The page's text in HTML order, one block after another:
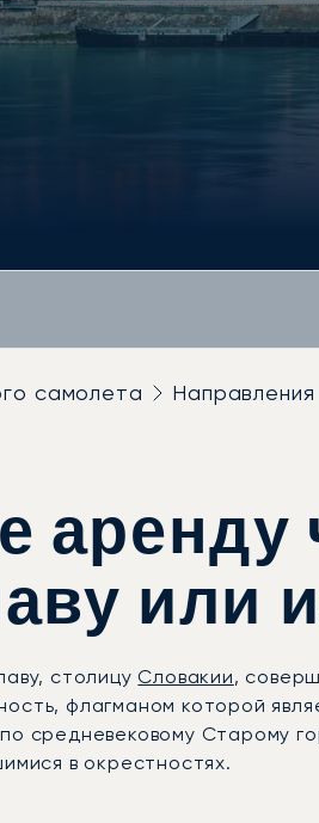
самолета Направления
аренду
или
столицуСловакии,
флагманом которой
средневековому Старому
в окрестностях.
аэропорт Братиславы,